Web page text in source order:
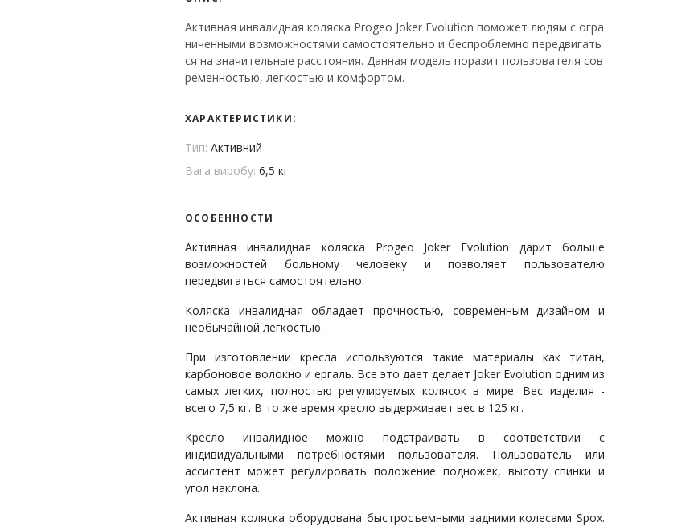
Активная инвалидная коляска Progeo Joker Evolution поможет людям с огра
ниченными возможностями самостоятельно и беспроблемно передвигать
ся на значительные расстояния. Данная модель поразит пользователя сов
ременностью, легкостью и комфортом.
ХАРАКТЕРИСТИКИ:
Тип: Активний
Вага виробу: 6,5 кг
ОСОБЕННОСТИ
Активная инвалидная коляска Progeo Joker Evolution дарит больше
возможностей больному человеку и позволяет пользователю
передвигаться самостоятельно.
Коляска инвалидная обладает прочностью, современным дизайном и
необычайной легкостью.
При изготовлении кресла используются такие материалы как титан,
карбоновое волокно и ергаль. Все это дает делает Joker Evolution одним из
самых легких, полностью регулируемых колясок в ​​мире. Вес изделия -
всего 7,5 кг. В то же время кресло выдерживает вес в 125 кг.
Кресло инвалидное можно подстраивать в соответствии с
индивидуальными потребностями пользователя. Пользователь или
ассистент может регулировать положение подножек, высоту спинки и
угол наклона.
Активная коляска оборудована быстросъемными задними колесами Spox.